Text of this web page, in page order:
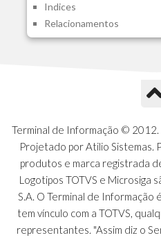
A1N - Tipos de Card
A1O - Cards Dashboard
A1P - Tipos de Charts
A1S - Notificacoes do Vendedor
A1U - Intermediadores
A1V - Schemas - Gestao de
A1W - Campos do Schema
A1X - CFDI Complemento
A1Y - Carta Porte - Localizacoes
A1Z - Carta Porte - Operadores
A20 - Nota Explicativa - PCO
Indices
Relacionamentos
Terminal de Informação ©
Projetado por Atilio Sistemas.
produtos e marca registrada
Logotipos TOTVS e Microsiga
S.A. O Terminal de
tem vínculo com a TOTVS,
representantes. "Assim diz o